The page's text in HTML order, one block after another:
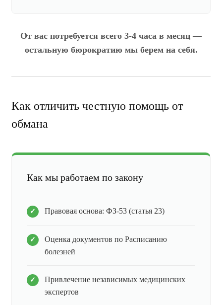
От вас потребуется всего 3-4 часа в месяц —
остальную бюрократию мы берем на себя.
Как отличить честную помощь от
обмана
Как мы работаем по закону
Правовая основа: ФЗ-53 (статья 23)
Оценка документов по Расписанию
болезней
Привлечение независимых медицинских
экспертов